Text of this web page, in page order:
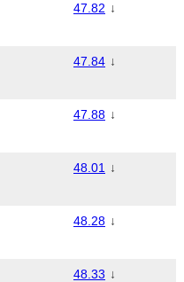
47.82 ↓
47.84 ↓
47.88 ↓
48.01 ↓
48.28 ↓
48.33 ↓